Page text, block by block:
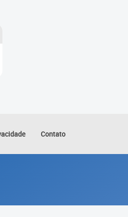
Contato